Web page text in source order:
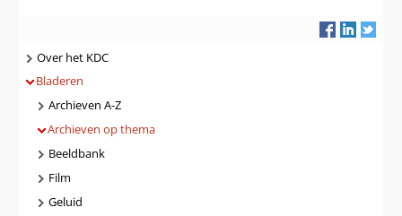
Navigatie
Over het KDC
Bladeren
Archieven A-Z
Archieven op thema
Beeldbank
Film
Geluid